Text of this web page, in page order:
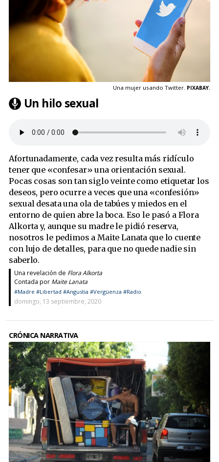
Una mujer usando Twitter. PIXABAY.
Un hilo sexual
Afortunadamente, cada vez resulta más ridículo
tener que «confesar» una orientación sexual.
Pocas cosas son tan siglo veinte como etiquetar los
deseos, pero ocurre a veces que una «confesión»
sexual desata una ola de tabúes y miedos en el
entorno de quien abre la boca. Eso le pasó a Flora
Alkorta y, aunque su madre le pidió reserva,
nosotros le pedimos a Maite Lanata que lo cuente
con lujo de detalles, para que no quede nadie sin
saberlo.
Una revelación de Flora Alkorta
Contada por Maite Lanata
#Madre #Libertad #Angustia #Vergüenza #Radio
domingo, 13 septiembre, 2020
CRÓNICA NARRATIVA